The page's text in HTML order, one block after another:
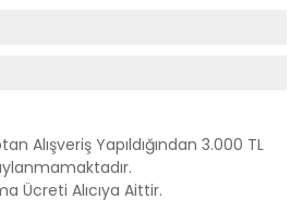
Alışveriş Yapıldığından 3.000 TL
Ücreti Alıcıya Aittir.